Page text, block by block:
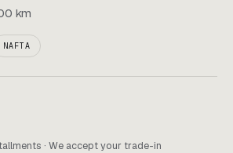
km
NAFTA
· We accept your trade-in